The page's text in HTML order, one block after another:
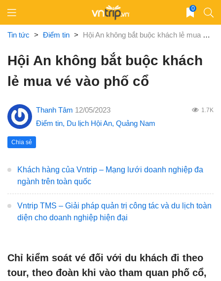
content
0
Tin tức > Điểm tin > Hội An không bắt buộc khách lẻ mua vé vào phố cổ
Hội An không bắt buộc khách
lẻ mua vé vào phố cổ
Thanh Tâm 12/05/2023 1.7K
Điểm tin, Du lịch Hội An, Quảng Nam
Chia sẻ
Khách hàng của Vntrip – Mạng lưới doanh nghiệp đa
ngành trên toàn quốc
Vntrip TMS – Giải pháp quản trị công tác và du lịch toàn
diện cho doanh nghiệp hiện đại
Chỉ kiểm soát vé đối với du khách đi theo
tour, theo đoàn khi vào tham quan phố cổ,